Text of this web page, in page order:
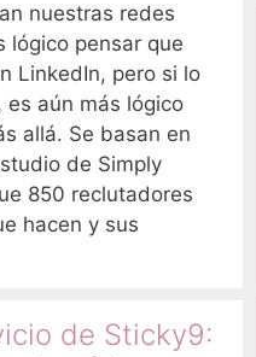
nuestras redes
lógico pensar que
LinkedIn, pero si lo
es aún más lógico
allá. Se basan en
de Simply
850 reclutadores
hacen y sus
de Sticky9: